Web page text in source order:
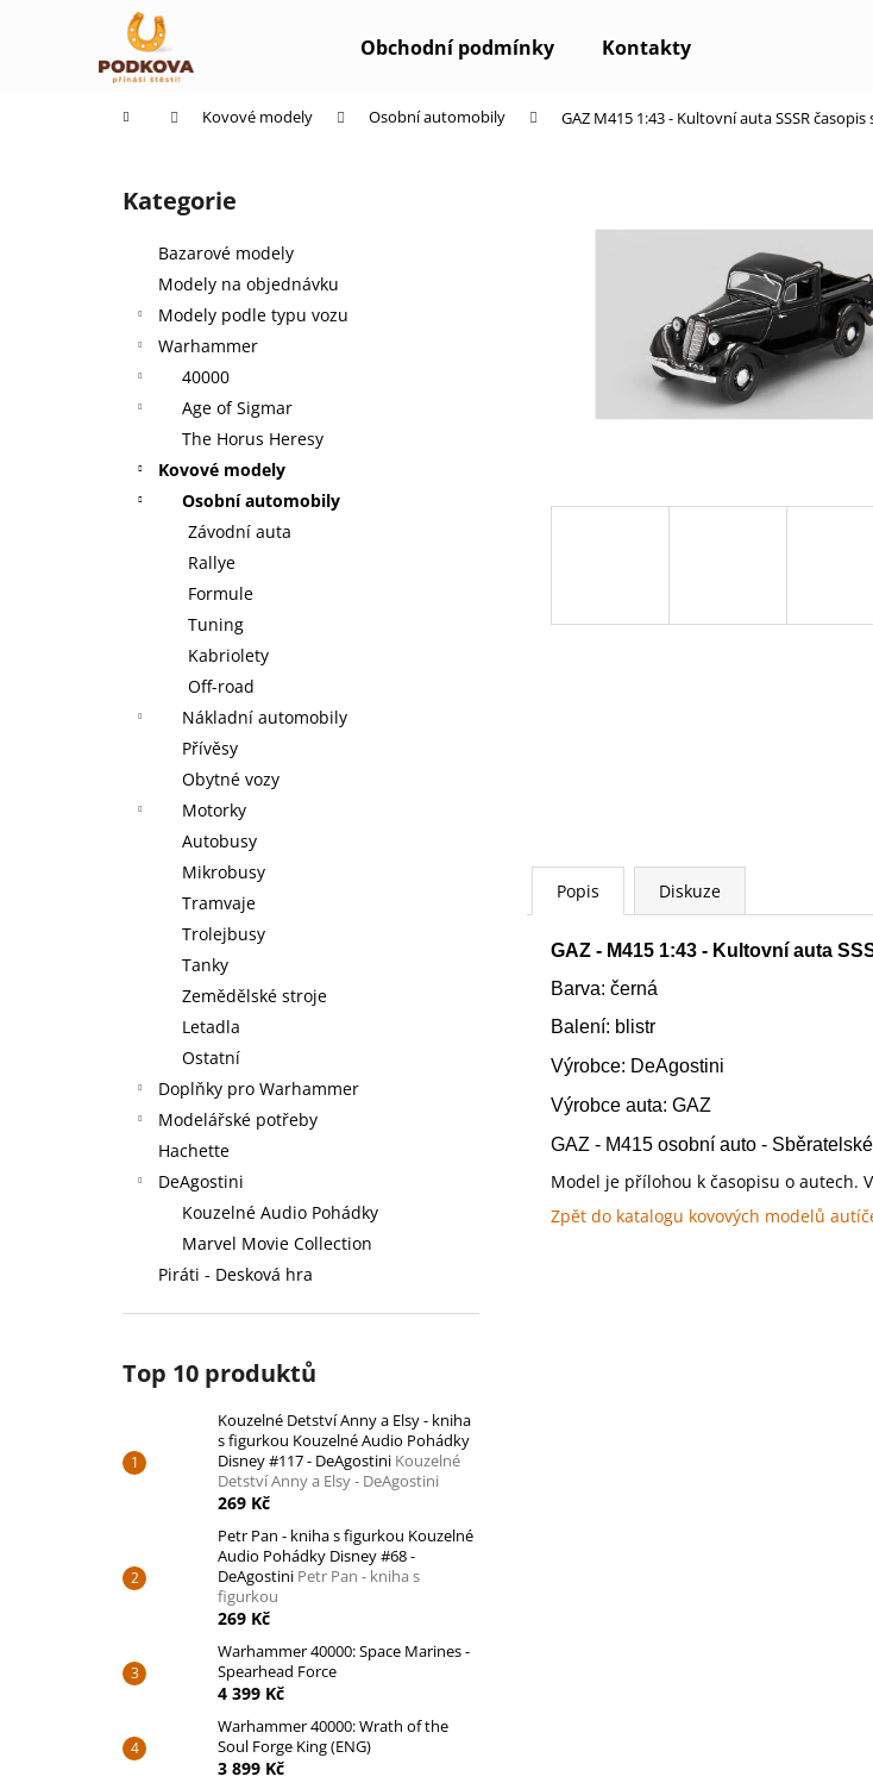
Obchodní podmínky Kontakty
Domů Kovové modely Osobní automobily GAZ M415 1:43 - Kultovní auta SSSR
Přeskočit
kategorie
Kategorie
Bazarové modely
Modely na objednávku
Modely podle typu vozu
Warhammer
40000
Age of Sigmar
The Horus Heresy
Kovové modely
Osobní automobily
Závodní auta
Rallye
Formule
Tuning
Kabriolety
Off-road
Nákladní automobily
Přívěsy
Obytné vozy
Motorky
Autobusy
Mikrobusy
Tramvaje
Trolejbusy
Tanky
Zemědělské stroje
Letadla
Ostatní
Doplňky pro Warhammer
Modelářské potřeby
Hachette
DeAgostini
Kouzelné Audio Pohádky
Marvel Movie Collection
Piráti - Desková hra
Top 10 produktů
Kouzelné Detství Anny a Elsy - kniha
s figurkou Kouzelné Audio Pohádky
Disney #117 - DeAgostini Kouzelné
Detství Anny a Elsy - DeAgostini
269 Kč
Petr Pan - kniha s figurkou Kouzelné
Audio Pohádky Disney #68 -
DeAgostini Petr Pan - kniha s
figurkou
269 Kč
Warhammer 40000: Space Marines -
Spearhead Force
4 399 Kč
Warhammer 40000: Wrath of the
Soul Forge King (ENG)
3 899 Kč
Popis Diskuze
GAZ - M415 1:43 - Kultovní auta
Barva: černá
Balení: blistr
Výrobce: DeAgostini
Výrobce auta: GAZ
GAZ - M415 osobní auto -
Model je přílohou k časopisu o autech.
Zpět do katalogu kovových modelů
Zpět
Zpět
Co potřebujete najít?
Doporučujeme
KOUZELNÉ DETSTVÍ ANNY A ELSY -
KNIHA S FIGURKOU KOUZELNÉ AUDIO
POHÁDKY DISNEY #117 - DEAGOSTINI
KOUZELNÉ DETSTVÍ ANNY A ELSY -
DEAGOSTINI
269 Kč
269 Kč